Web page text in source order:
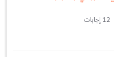
12 إجابات